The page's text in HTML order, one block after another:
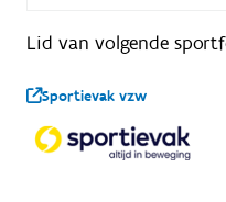
Lid van volgende
Sportievak vzw